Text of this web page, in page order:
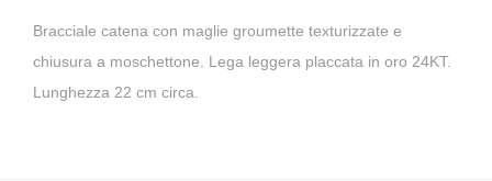
Bracciale catena con maglie groumette texturizzate e
chiusura a moschettone. Lega leggera placcata in oro 24KT.
Lunghezza 22 cm circa.